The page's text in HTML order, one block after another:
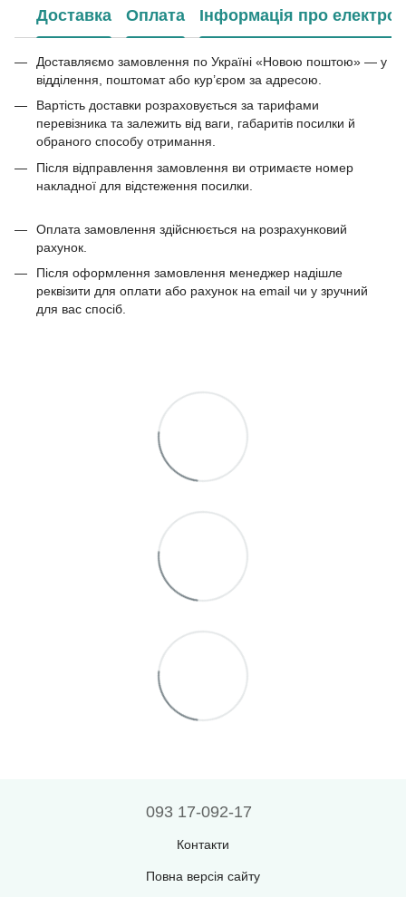
Доставка Оплата Інформація про
Доставляємо замовлення по Україні «Новою поштою» — у
відділення, поштомат або кур’єром за адресою.
Вартість доставки розраховується за тарифами
перевізника та залежить від ваги, габаритів посилки й
обраного способу отримання.
Після відправлення замовлення ви отримаєте номер
накладної для відстеження посилки.
Оплата замовлення здійснюється на розрахунковий
рахунок.
Після оформлення замовлення менеджер надішле
реквізити для оплати або рахунок на email чи у зручний
для вас спосіб.
093 17-092-17
Контакти
Повна версія сайту